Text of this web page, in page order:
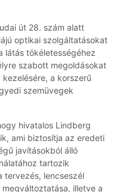
út 28. szám alatt
optikai szolgáltatásokat
látás tökéletességéhez
szabott megoldásokat
a korszerű
szemüvegek
hivatalos Lindberg
ami biztosítja az eredeti
javításokból álló
tartozik
tervezés, lencseszél
illetve a